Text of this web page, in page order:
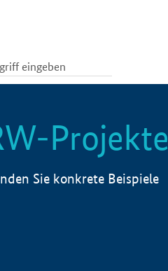
Projekte
Sie konkrete Beispiele